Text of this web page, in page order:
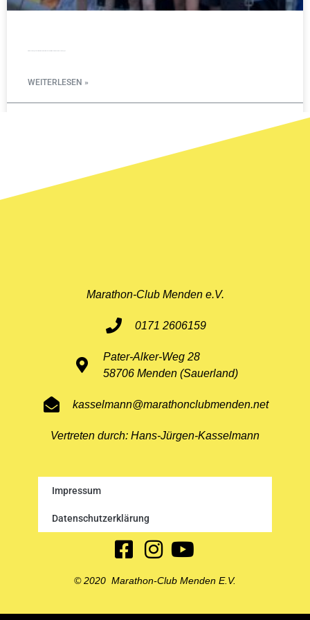
WEITERLESEN »
Marathon-Club Menden e.V.
0171 2606159
Pater-Alker-Weg 28
58706 Menden (Sauerland)
kasselmann@marathonclubmenden.net
Vertreten durch: Hans-Jürgen-Kasselmann
Impressum
Datenschutzerklärung
© 2020 Marathon-Club Menden E.V.